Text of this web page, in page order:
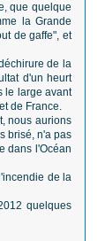
que quelque
la Grande
de gaffe", et
de la
d'un heurt
le large avant
de France.
nous aurions
brisé, n'a pas
dans l'Océan
de la
quelques